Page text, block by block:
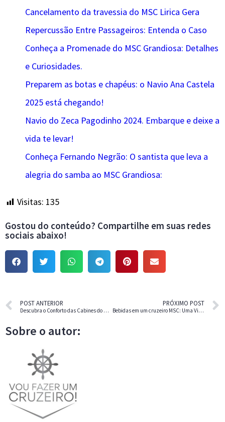
Cancelamento da travessia do MSC Lirica Gera
Repercussão Entre Passageiros: Entenda o Caso
Conheça a Promenade do MSC Grandiosa: Detalhes
e Curiosidades.
Preparem as botas e chapéus: o Navio Ana Castela
2025 está chegando!
Navio do Zeca Pagodinho 2024. Embarque e deixe a
vida te levar!
Conheça Fernando Negrão: O santista que leva a
alegria do samba ao MSC Grandiosa:
Visitas: 135
Gostou do conteúdo? Compartilhe em suas redes
sociais abaixo!
POST ANTERIOR
Descubra o Conforto das Cabines do Navio Costa Favolosa: Guia Completo.
PRÓXIMO POST
Bebidas em um cruzeiro MSC: Uma Viagem por Sabores Únicos.
Sobre o autor: